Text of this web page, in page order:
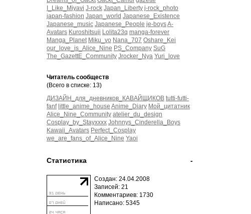
I_Like_Miyavi J-rock Japan_Liberty j-rock_photo
japan-fashion Japan_world Japanese_Existence
Japanese_music Japanese_People je-boysA-
Avatars Kuroshitsuji Lolita23q manga-forever
Manga_Planet Miku_vo Nana_707 Oshare_Kei
our_love_is_Alice_Nine PS_Company SuG
The_GazettE_Community Jrocker_Nya Yuri_love
Читатель сообществ
(Всего в списке: 13)
ДИЗАЙН_для_дневников_КАВАЙЩИКОВ tutti-futti-
fanf little_anime_house Anime_Diary Мой_цитатник
Alice_Nine_Community atelier_du_design
Cosplay_by_Stayxxxx Johnnys_Cinderella_Boys
Kawaii_Avatars Perfect_Cosplay
we_are_fans_of_Alice_Nine Yaoi
-
Статистика
Создан: 24.04.2008
Записей: 21
Комментариев: 1730
Написано: 5345